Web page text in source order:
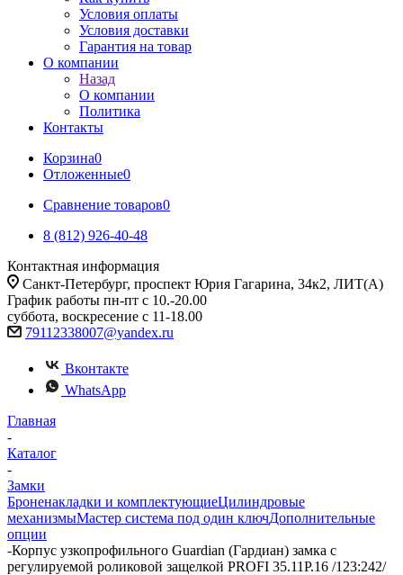
Условия оплаты
Условия доставки
Гарантия на товар
О компании
Назад
О компании
Политика
Контакты
Корзина0
Отложенные0
Сравнение товаров0
8 (812) 926-40-48
Контактная информация
Санкт-Петербург, проспект Юрия Гагарина, 34к2, ЛИТ(А)
График работы пн-пт с 10.-20.00
суббота, воскресение с 11-18.00
79112338007@yandex.ru
Вконтакте
WhatsApp
Главная
-
Каталог
-
Замки
Броненакладки и комплектующиеЦилиндровые
механизмыМастер система под один ключДополнительные
опции
-Корпус узкопрофильного Guardian (Гардиан) замка с
регулируемой роликовой защелкой PROFI 35.11P.16 /123:242/